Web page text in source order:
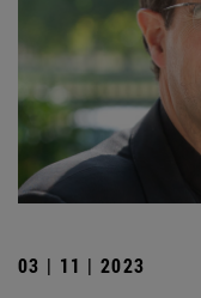
03 | 11 | 2023